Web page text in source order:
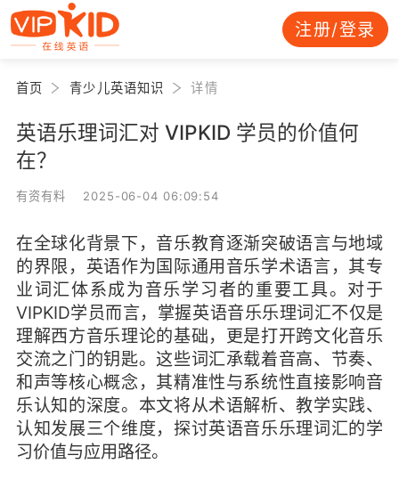
注册/登录
首页 青少儿英语知识 详情
英语乐理词汇对 VIPKID 学员的价值何
在？
有资有料 2025-06-04 06:09:54
在全球化背景下，音乐教育逐渐突破语言与地域
的界限，英语作为国际通用音乐学术语言，其专
业词汇体系成为音乐学习者的重要工具。对于
VIPKID学员而言，掌握英语音乐乐理词汇不仅是
理解西方音乐理论的基础，更是打开跨文化音乐
交流之门的钥匙。这些词汇承载着音高、节奏、
和声等核心概念，其精准性与系统性直接影响音
乐认知的深度。本文将从术语解析、教学实践、
认知发展三个维度，探讨英语音乐乐理词汇的学
习价值与应用路径。